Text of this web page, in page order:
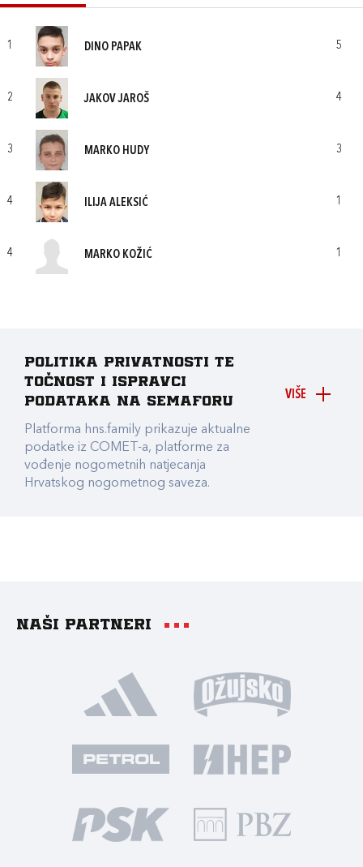
1 DINO PAPAK 5
2 JAKOV JAROŠ 4
3 MARKO HUDY 3
4 ILIJA ALEKSIĆ 1
4 MARKO KOŽIĆ 1
VIŠE
Politika privatnosti te
točnost i ispravci
podataka na Semaforu
Platforma hns.family prikazuje aktualne
podatke iz COMET-a, platforme za
vođenje nogometnih natjecanja
Hrvatskog nogometnog saveza.
Naši partneri